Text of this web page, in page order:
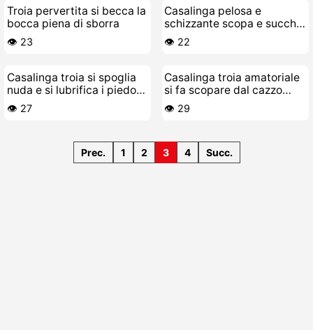
Troia pervertita si becca la
bocca piena di sborra
👁️ 23
Casalinga pelosa e
schizzante scopa e succhia
il suo toy-boy
👁️ 22
Casalinga troia si spoglia
nuda e si lubrifica i piedoni
per farti sborrare
👁️ 27
Casalinga troia amatoriale
si fa scopare dal cazzo
della mano
👁️ 29
Prec. 1 2 3 4 Succ.